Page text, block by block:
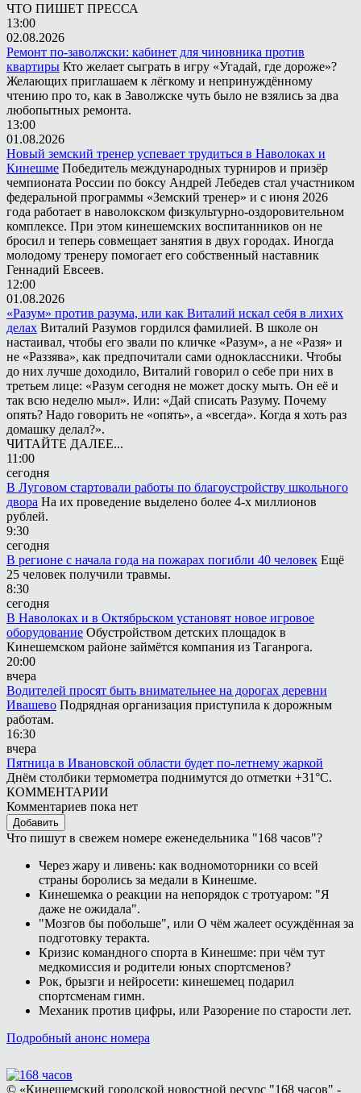
ЧТО ПИШЕТ ПРЕССА
13:00
02.08.2026
Ремонт по-заволжски: кабинет для чиновника против
квартиры Кто желает сыграть в игру «Угадай, где дороже»?
Желающих приглашаем к лёгкому и непринуждённому
чтению про то, как в Заволжске чуть было не взялись за два
любопытных ремонта.
13:00
01.08.2026
Новый земский тренер успевает трудиться в Наволоках и
Кинешме Победитель международных турниров и призёр
чемпионата России по боксу Андрей Лебедев стал участником
федеральной программы «Земский тренер» и с июня 2026
года работает в наволокском физкультурно-оздоровительном
комплексе. При этом кинешемских воспитанников он не
бросил и теперь совмещает занятия в двух городах. Иногда
молодому тренеру помогает его собственный наставник
Геннадий Евсеев.
12:00
01.08.2026
«Разум» против разума, или как Виталий искал себя в лихих
делах Виталий Разумов гордился фамилией. В школе он
настаивал, чтобы его звали по кличке «Разум», а не «Разя» и
не «Раззява», как предпочитали сами одноклассники. Чтобы
до них лучше доходило, Виталий говорил о себе при них в
третьем лице: «Разум сегодня не может доску мыть. Он её и
так всю неделю мыл». Или: «Дай списать Разуму. Почему
опять? Надо говорить не «опять», а «всегда». Когда я хоть раз
домашку делал?».
ЧИТАЙТЕ ДАЛЕЕ...
11:00
сегодня
В Луговом стартовали работы по благоустройству школьного
двора На их проведение выделено более 4-х миллионов
рублей.
9:30
сегодня
В регионе с начала года на пожарах погибли 40 человек Ещё
25 человек получили травмы.
8:30
сегодня
В Наволоках и в Октябрьском установят новое игровое
оборудование Обустройством детских площадок в
Кинешемском районе займётся компания из Таганрога.
20:00
вчера
Водителей просят быть внимательнее на дорогах деревни
Ивашево Подрядная организация приступила к дорожным
работам.
16:30
вчера
Пятница в Ивановской области будет по-летнему жаркой
Днём столбики термометра поднимутся до отметки +31°С.
КОММЕНТАРИИ
Комментариев пока нет
Добавить
Что пишут в свежем номере еженедельника "168 часов"?
Через жару и ливень: как водномоторники со всей
страны боролись за медали в Кинешме.
Кинешемка о реакции на непорядок с тротуаром: "Я
даже не ожидала".
"Мозгов бы побольше", или О чём жалеет осуждённая за
подготовку теракта.
Кризис командного спорта в Кинешме: при чём тут
медкомиссия и родители юных спортсменов?
Рок, брызги и нейросети: кинешемец подарил
спортсменам гимн.
Механик против цифры, или Разорение по старости лет.
Подробный анонс номера
© «Кинешемский городской новостной ресурс "168 часов" -